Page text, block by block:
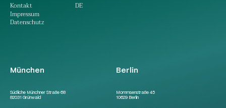
München
Südliche Münchner Straße 68
82031 Grünwald
Berlin
Mommsenstraße 45
10629 Berlin
Kontakt
Impressum
Datenschutz
DE